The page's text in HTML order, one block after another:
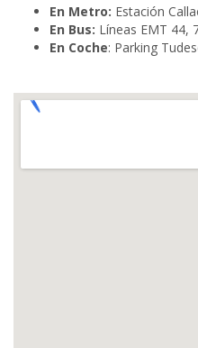
En Metro: Estación
En Bus: Líneas EMT 44,
En Coche: Parking